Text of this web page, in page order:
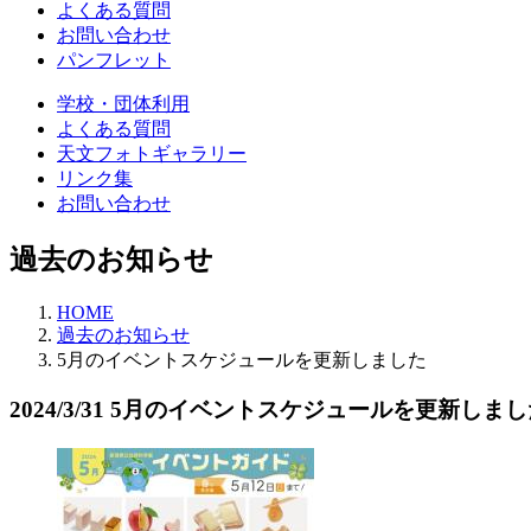
よくある質問
お問い合わせ
パンフレット
学校・団体利用
よくある質問
天文フォトギャラリー
リンク集
お問い合わせ
過去のお知らせ
HOME
過去のお知らせ
5月のイベントスケジュールを更新しました
2024/3/31 5月のイベントスケジュールを更新しま